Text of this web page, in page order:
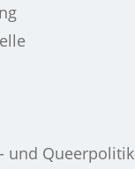
und Queerpolitik